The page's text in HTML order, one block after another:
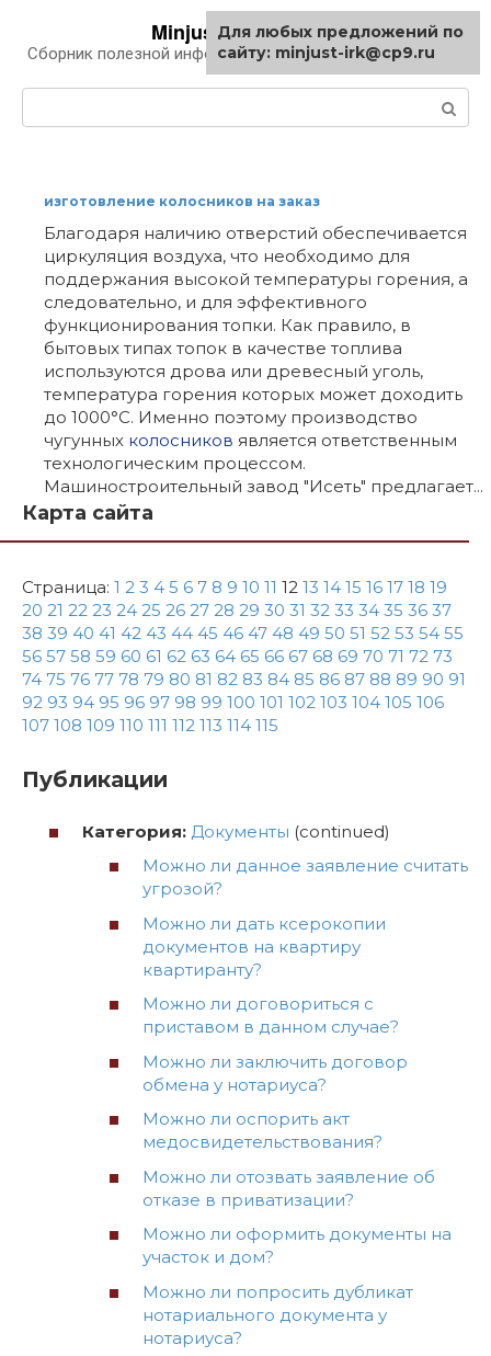
контенту
Minjust-irk.ru
Сборник полезной информации про автомобили
изготовление колосников на заказ
Благодаря наличию отверстий обеспечивается
циркуляция воздуха, что необходимо для
поддержания высокой температуры горения, а
следовательно, и для эффективного
функционирования топки. Как правило, в
бытовых типах топок в качестве топлива
используются дрова или древесный уголь,
температура горения которых может доходить
до 1000°C. Именно поэтому производство
чугунных колосников является ответственным
технологическим процессом.
Машиностроительный завод "Исеть" предлагает...
Карта сайта
Страница: 1 2 3 4 5 6 7 8 9 10 11 12 13 14 15 16 17 18 19
20 21 22 23 24 25 26 27 28 29 30 31 32 33 34 35 36 37
38 39 40 41 42 43 44 45 46 47 48 49 50 51 52 53 54 55
56 57 58 59 60 61 62 63 64 65 66 67 68 69 70 71 72 73
74 75 76 77 78 79 80 81 82 83 84 85 86 87 88 89 90 91
92 93 94 95 96 97 98 99 100 101 102 103 104 105 106
107 108 109 110 111 112 113 114 115
Публикации
Категория: Документы (continued)
Можно ли данное заявление считать
угрозой?
Можно ли дать ксерокопии
документов на квартиру
квартиранту?
Можно ли договориться с
приставом в данном случае?
Можно ли заключить договор
обмена у нотариуса?
Можно ли оспорить акт
медосвидетельствования?
Можно ли отозвать заявление об
отказе в приватизации?
Можно ли оформить документы на
участок и дом?
Можно ли попросить дубликат
нотариального документа у
нотариуса?
Для любых предложений по
сайту: minjust-irk@cp9.ru